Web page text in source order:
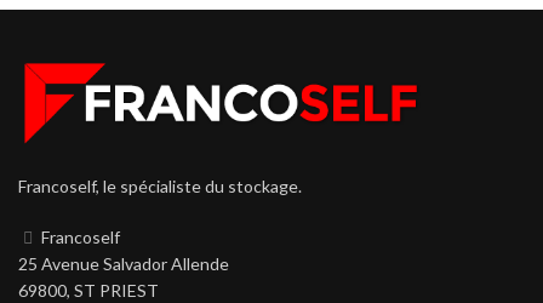
Francoself, le spécialiste du stockage.
Francoself
25 Avenue Salvador Allende
69800, ST PRIEST